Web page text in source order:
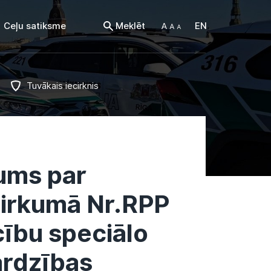
Ceļu satiksme Meklēt EN
Tuvākais iecirknis
par
Nr.RPP
speciālo